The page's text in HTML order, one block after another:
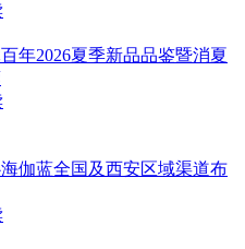
年2026夏季新品品鉴暨消夏
伽蓝全国及西安区域渠道布